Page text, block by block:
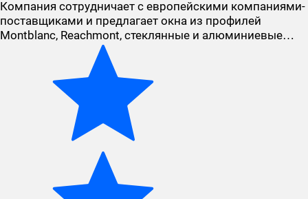
Компания сотрудничает с европейскими компаниями-
поставщиками и предлагает окна из профилей
Montblanc, Reachmont, стеклянные и алюминиевые…